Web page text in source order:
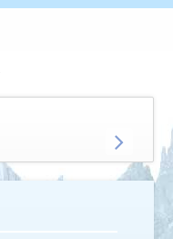
WEITER